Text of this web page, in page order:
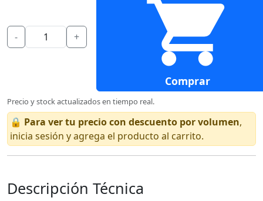
- +
Comprar
Precio y stock actualizados en tiempo real.
🔒 Para ver tu precio con descuento por volumen,
inicia sesión y agrega el producto al carrito.
Descripción Técnica